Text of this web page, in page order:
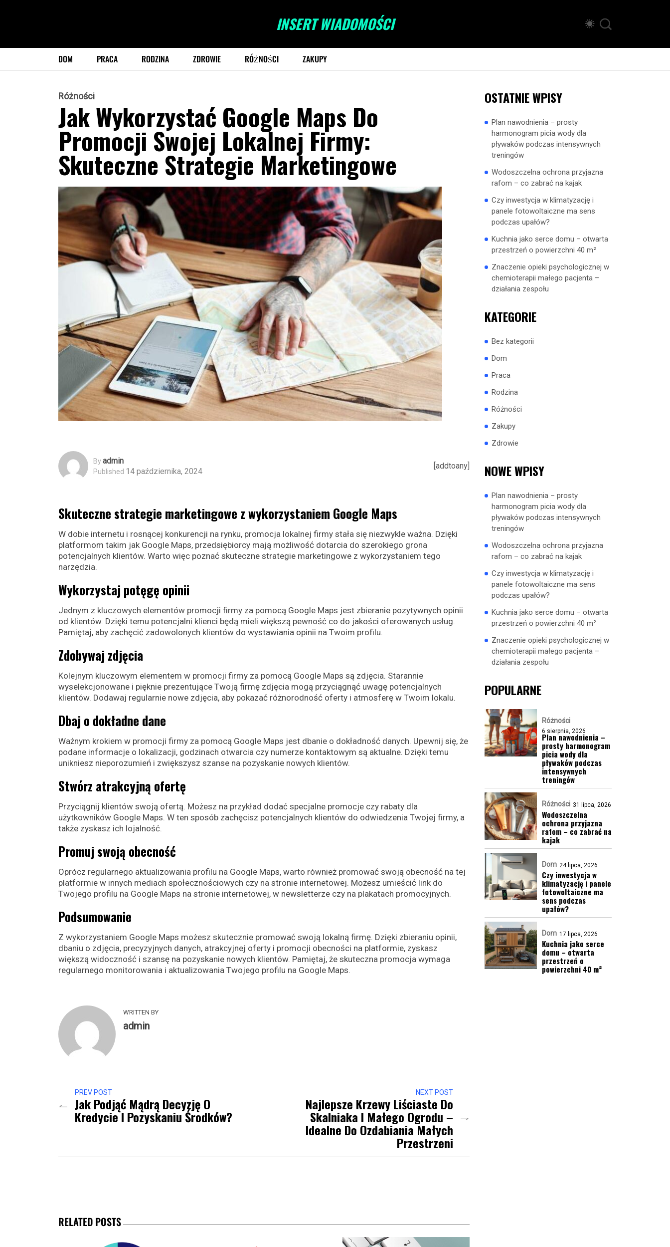
INSERT WIADOMOŚCI
DOM PRACA RODZINA ZDROWIE RÓŻNOŚCI ZAKUPY
Różności
Jak Wykorzystać Google Maps Do
Promocji Swojej Lokalnej Firmy:
Skuteczne Strategie Marketingowe
ByAdmin
Published 14 października, 2024
[addtoany]
Skuteczne strategie marketingowe z wykorzystaniem Google Maps
W dobie internetu i rosnącej konkurencji na rynku, promocja lokalnej firmy stała się niezwykle ważna. Dzięki
platformom takim jak Google Maps, przedsiębiorcy mają możliwość dotarcia do szerokiego grona
potencjalnych klientów. Warto więc poznać skuteczne strategie marketingowe z wykorzystaniem tego
narzędzia.
Wykorzystaj potęgę opinii
Jednym z kluczowych elementów promocji firmy za pomocą Google Maps jest zbieranie pozytywnych opinii
od klientów. Dzięki temu potencjalni klienci będą mieli większą pewność co do jakości oferowanych usług.
Pamiętaj, aby zachęcić zadowolonych klientów do wystawiania opinii na Twoim profilu.
Zdobywaj zdjęcia
Kolejnym kluczowym elementem w promocji firmy za pomocą Google Maps są zdjęcia. Starannie
wyselekcjonowane i pięknie prezentujące Twoją firmę zdjęcia mogą przyciągnąć uwagę potencjalnych
klientów. Dodawaj regularnie nowe zdjęcia, aby pokazać różnorodność oferty i atmosferę w Twoim lokalu.
Dbaj o dokładne dane
Ważnym krokiem w promocji firmy za pomocą Google Maps jest dbanie o dokładność danych. Upewnij się, że
podane informacje o lokalizacji, godzinach otwarcia czy numerze kontaktowym są aktualne. Dzięki temu
unikniesz nieporozumień i zwiększysz szanse na pozyskanie nowych klientów.
Stwórz atrakcyjną ofertę
Przyciągnij klientów swoją ofertą. Możesz na przykład dodać specjalne promocje czy rabaty dla
użytkowników Google Maps. W ten sposób zachęcisz potencjalnych klientów do odwiedzenia Twojej firmy, a
także zyskasz ich lojalność.
Promuj swoją obecność
Oprócz regularnego aktualizowania profilu na Google Maps, warto również promować swoją obecność na tej
platformie w innych mediach społecznościowych czy na stronie internetowej. Możesz umieścić link do
Twojego profilu na Google Maps na stronie internetowej, w newsletterze czy na plakatach promocyjnych.
Podsumowanie
Z wykorzystaniem Google Maps możesz skutecznie promować swoją lokalną firmę. Dzięki zbieraniu opinii,
dbaniu o zdjęcia, precyzyjnych danych, atrakcyjnej oferty i promocji obecności na platformie, zyskasz
większą widoczność i szansę na pozyskanie nowych klientów. Pamiętaj, że skuteczna promocja wymaga
regularnego monitorowania i aktualizowania Twojego profilu na Google Maps.
WRITTEN BY
admin
PREV POST
Jak Podjąć Mądrą Decyzję O
Kredycie I Pozyskaniu Środków?
NEXT POST
Najlepsze Krzewy Liściaste Do
Skalniaka I Małego Ogrodu –
Idealne Do Ozdabiania Małych
Przestrzeni
OSTATNIE WPISY
Plan nawodnienia – prosty
harmonogram picia wody dla
pływaków podczas intensywnych
treningów
Wodoszczelna ochrona przyjazna
rafom – co zabrać na kajak
Czy inwestycja w klimatyzację i
panele fotowoltaiczne ma sens
podczas upałów?
Kuchnia jako serce domu – otwarta
przestrzeń o powierzchni 40 m²
Znaczenie opieki psychologicznej w
chemioterapii małego pacjenta –
działania zespołu
KATEGORIE
Bez kategorii
Dom
Praca
Rodzina
Różności
Zakupy
Zdrowie
NOWE WPISY
Plan nawodnienia – prosty
harmonogram picia wody dla
pływaków podczas intensywnych
treningów
Wodoszczelna ochrona przyjazna
rafom – co zabrać na kajak
Czy inwestycja w klimatyzację i
panele fotowoltaiczne ma sens
podczas upałów?
Kuchnia jako serce domu – otwarta
przestrzeń o powierzchni 40 m²
Znaczenie opieki psychologicznej w
chemioterapii małego pacjenta –
działania zespołu
POPULARNE
Różności
6 sierpnia, 2026
Plan nawodnienia –
prosty harmonogram
picia wody dla
pływaków podczas
intensywnych
treningów
Różności 31 lipca, 2026
Wodoszczelna
ochrona przyjazna
rafom – co zabrać na
kajak
Dom 24 lipca, 2026
Czy inwestycja w
klimatyzację i panele
fotowoltaiczne ma
sens podczas
upałów?
Dom 17 lipca, 2026
Kuchnia jako serce
domu – otwarta
przestrzeń o
powierzchni 40 m²
RELATED POSTS